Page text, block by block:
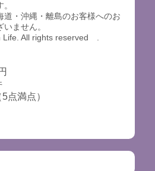
・沖縄・離島のお客様へのお
ません。
Life. All rights reserved .
点満点）